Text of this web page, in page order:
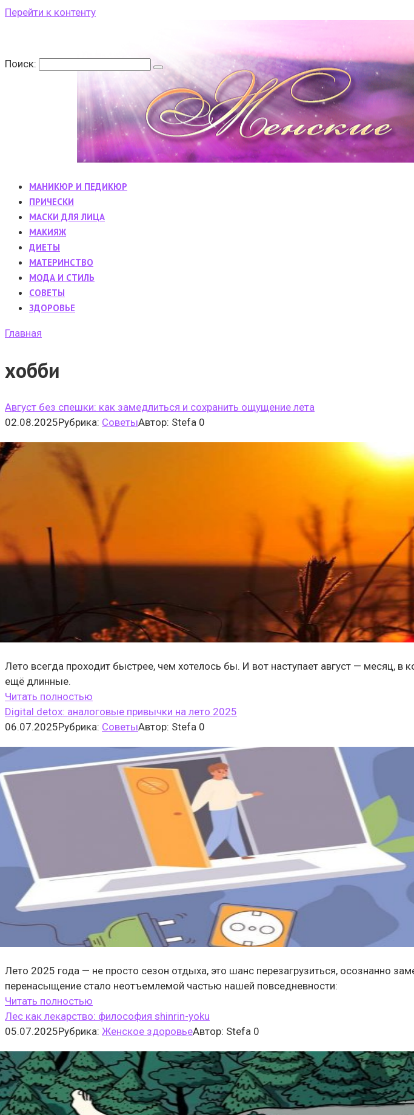
Перейти к контенту
Поиск:
МАНИКЮР И ПЕДИКЮР
ПРИЧЕСКИ
МАСКИ ДЛЯ ЛИЦА
МАКИЯЖ
ДИЕТЫ
МАТЕРИНСТВО
МОДА И СТИЛЬ
CОВЕТЫ
ЗДОРОВЬЕ
Главная
хобби
Август без спешки: как замедлиться и сохранить ощущение лета
02.08.2025Рубрика: CоветыАвтор: Stefa 0
Лето всегда проходит быстрее, чем хотелось бы. И вот наступает август — месяц,
ещё длинные.
Читать полностью
Digital detox: аналоговые привычки на лето 2025
06.07.2025Рубрика: CоветыАвтор: Stefa 0
Лето 2025 года — не просто сезон отдыха, это шанс перезагрузиться, осознанно
перенасыщение стало неотъемлемой частью нашей повседневности:
Читать полностью
Лес как лекарство: философия shinrin-yoku
05.07.2025Рубрика: Женское здоровьеАвтор: Stefa 0